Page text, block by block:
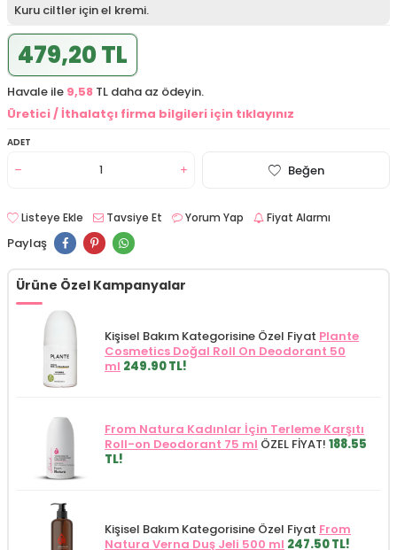
Kuru ciltler için el kremi.
479,20 TL
Havale ile 9,58 TL daha az ödeyin.
Üretici / İthalatçı firma bilgileri için tıklayınız
ADET
Beğen
Listeye Ekle Tavsiye Et Yorum Yap Fiyat Alarmı
Paylaş
Ürüne Özel Kampanyalar
Kişisel Bakım Kategorisine Özel Fiyat Plante
Cosmetics Doğal Roll On Deodorant 50
ml 249.90 TL!
From Natura Kadınlar İçin Terleme Karşıtı
Roll-on Deodorant 75 ml ÖZEL FİYAT! 188.55
TL!
Kişisel Bakım Kategorisine Özel Fiyat From
Natura Verna Duş Jeli 500 ml 247.50 TL!